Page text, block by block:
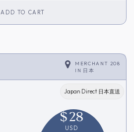
ADD TO CART
MERCHANT 208
IN 日本
Japan Direct 日本直送
$28
USD